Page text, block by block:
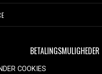
BETALINGSMULIGHEDER
COOKIES